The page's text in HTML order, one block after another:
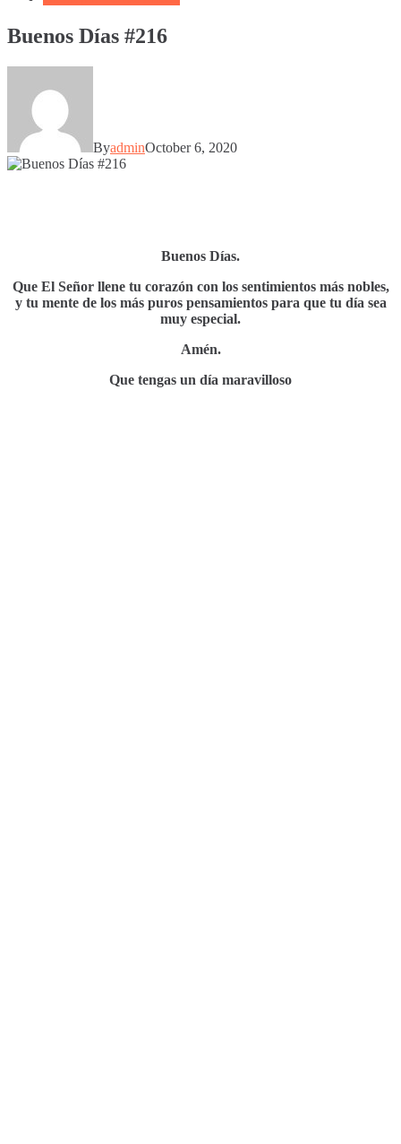
Buenos Días #216
ByadminOctober 6, 2020
Buenos Días.
Que El Señor llene tu corazón con los sentimientos más nobles,
y tu mente de los más puros pensamientos para que tu día sea
muy especial.
Amén.
Que tengas un día maravilloso